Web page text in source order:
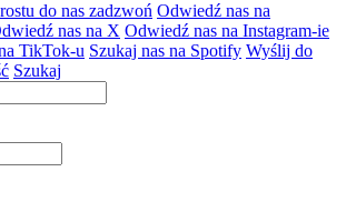
do nas zadzwoń Odwiedź nas na
nas na X Odwiedź nas na Instagram-ie
TikTok-u Szukaj nas na Spotify Wyślij do
Szukaj